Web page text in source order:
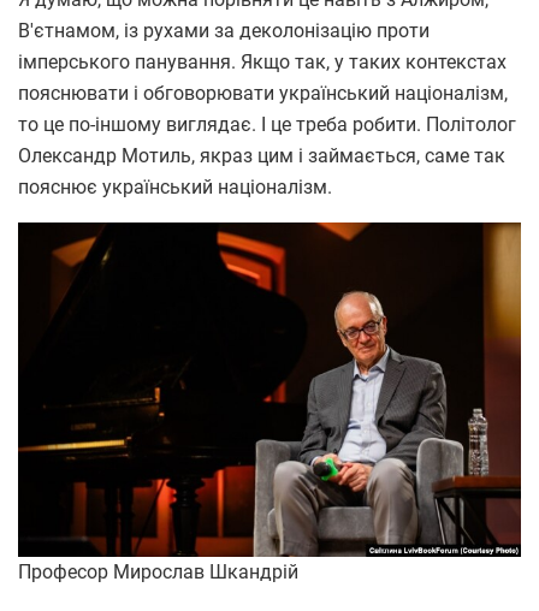
В'єтнамом, із рухами за деколонізацію проти
імперського панування. Якщо так, у таких контекстах
пояснювати і обговорювати український націоналізм,
то це по-іншому виглядає. І це треба робити. Політолог
Олександр Мотиль, якраз цим і займається, саме так
пояснює український націоналізм.
Професор Мирослав Шкандрій